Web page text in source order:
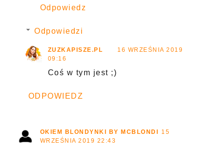
Odpowiedz
Odpowiedzi
ZUZKAPISZE.PL
16 WRZEŚNIA 2019
09:16
Coś w tym jest ;)
ODPOWIEDZ
OKIEM BLONDYNKI BY MCBLONDI
15
WRZEŚNIA 2019 22:43